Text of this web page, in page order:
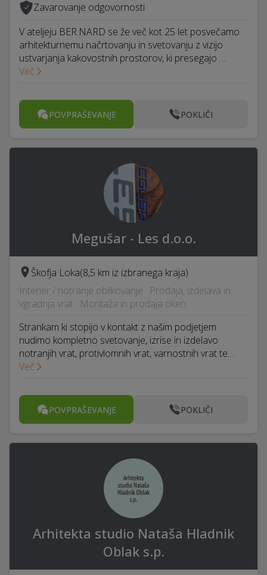
Zavarovanje odgovornosti
V ateljeju BER.NARD se že več kot 25 let posvečamo
arhitekturnemu načrtovanju in svetovanju z vizijo
ustvarjanja kakovostnih prostorov, ki presegajo …
Več
POVPRAŠEVANJE POKLIČI
Megušar - Les d.o.o.
Škofja Loka(8,5 km iz izbranega kraja)
Interier / notranje oblikovanje · Prodaja, izdelava in
vgradnja vrat · Montaža in prodaja oken
Strankam ki stopijo v kontakt z našim podjetjem
nudimo kompletno svetovanje, izrise in izdelavo
notranjih vrat, protivlomnih vrat, varnostnih vrat te…
Več
POVPRAŠEVANJE POKLIČI
Arhitekta studio Nataša Hladnik
Oblak s.p.